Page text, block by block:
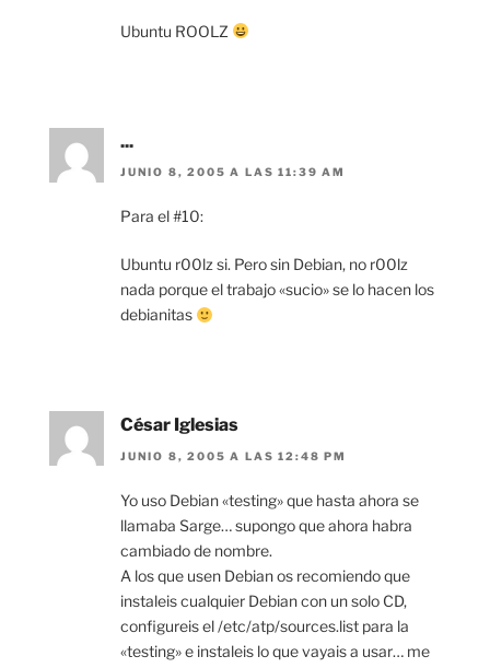
Ubuntu ROOLZ
...
JUNIO 8, 2005 A LAS 11:39 AM
Para el #10:
Ubuntu r00lz si. Pero sin Debian, no r00lz
nada porque el trabajo «sucio» se lo hacen los
debianitas
César Iglesias
JUNIO 8, 2005 A LAS 12:48 PM
Yo uso Debian «testing» que hasta ahora se
llamaba Sarge… supongo que ahora habra
cambiado de nombre.
A los que usen Debian os recomiendo que
instaleis cualquier Debian con un solo CD,
configureis el /etc/atp/sources.list para la
«testing» e instaleis lo que vayais a usar… me